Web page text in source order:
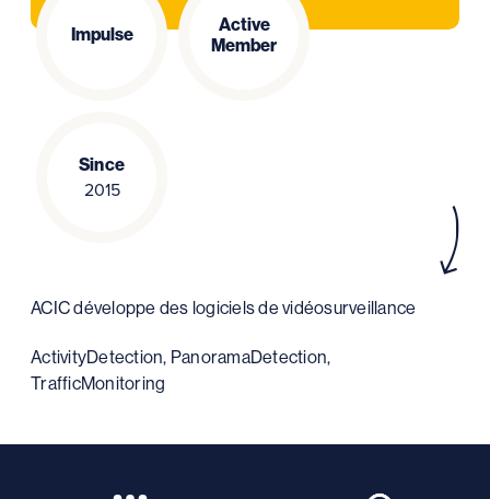
Impulse
Active
Member
Since
2015
ACIC développe des logiciels de vidéosurveillance
ActivityDetection, PanoramaDetection,
TrafficMonitoring